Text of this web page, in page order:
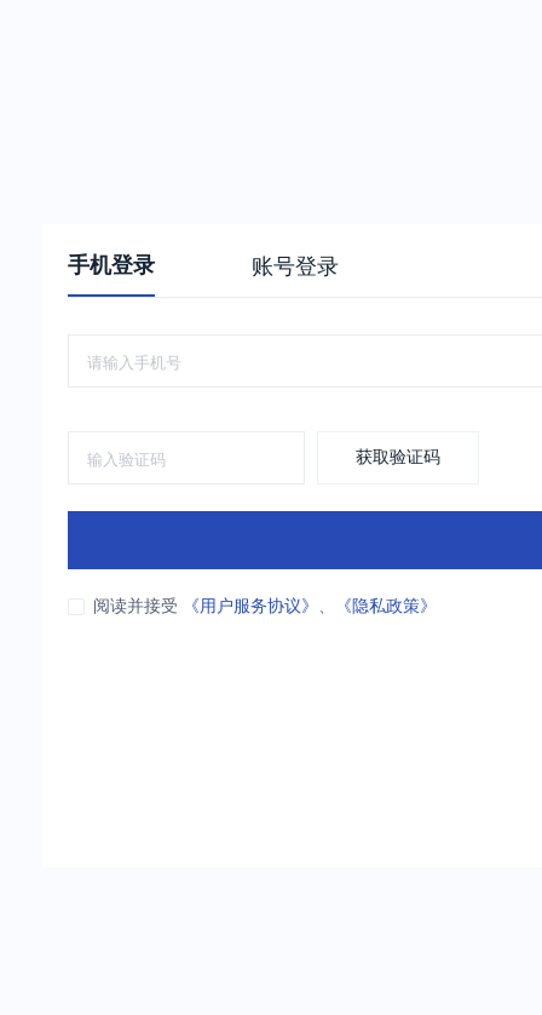
手机登录 账号登录
获取验证码
阅读并接受 《用户服务协议》 、 《隐私政策》